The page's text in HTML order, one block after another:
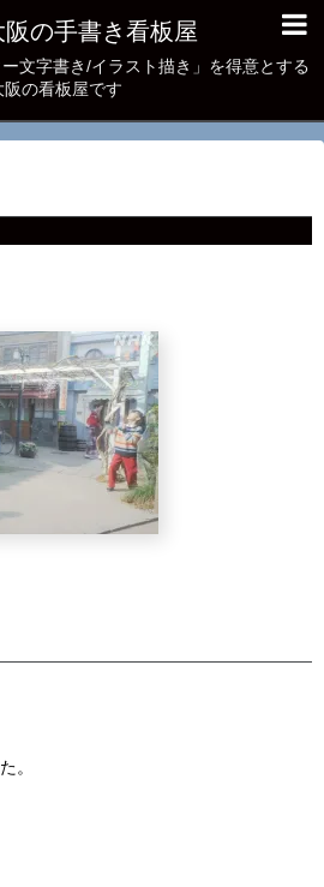
阪の手書き看板屋
ー文字書き/イラスト描き」を得意とする
阪の看板屋です
。